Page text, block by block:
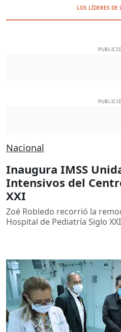
LOS LÍDERES DE
Nacional
Inaugura IMSS
Intensivos del
XXI
Zoé Robledo recorrió la
Hospital de Pediatría Siglo XXI